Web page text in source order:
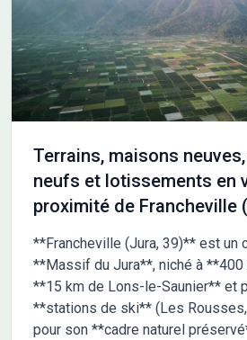
Terrains, maisons
neufs et lotissements en
proximité de Francheville
**Francheville (Jura, 39)** est un
**Massif du Jura**, niché à **400
**15 km de Lons-le-Saunier** et
**stations de ski** (Les
pour son **cadre naturel